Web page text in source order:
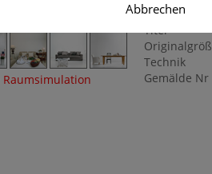
Raumsimulation
Themen
Titel
Technik
Gemälde Nr
Abbrechen